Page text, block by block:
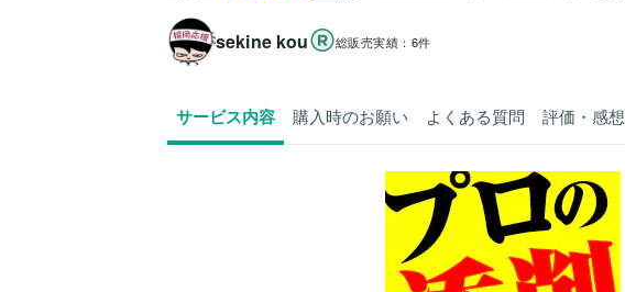
sekine kou 総販売実績： 6件
サービス内容 購入時のお願い よくある質問 評価・感想